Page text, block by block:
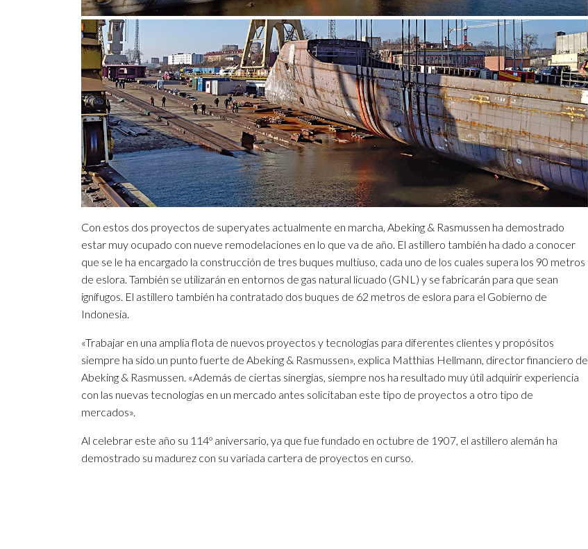
Con estos dos proyectos de superyates actualmente en marcha, Abeking & Rasmussen ha demostrado
estar muy ocupado con nueve remodelaciones en lo que va de año. El astillero también ha dado a conocer
que se le ha encargado la construcción de tres buques multiuso, cada uno de los cuales supera los 90 metros
de eslora. También se utilizarán en entornos de gas natural licuado (GNL) y se fabricarán para que sean
ignífugos. El astillero también ha contratado dos buques de 62 metros de eslora para el Gobierno de
Indonesia.
«Trabajar en una amplia flota de nuevos proyectos y tecnologías para diferentes clientes y propósitos
siempre ha sido un punto fuerte de Abeking & Rasmussen», explica Matthias Hellmann, director financiero de
Abeking & Rasmussen. «Además de ciertas sinergias, siempre nos ha resultado muy útil adquirir experiencia
con las nuevas tecnologías en un mercado antes solicitaban este tipo de proyectos a otro tipo de
mercados».
Al celebrar este año su 114º aniversario, ya que fue fundado en octubre de 1907, el astillero alemán ha
demostrado su madurez con su variada cartera de proyectos en curso.